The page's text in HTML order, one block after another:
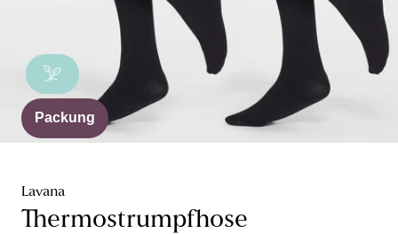
Packung
Lavana
Thermostrumpfhose